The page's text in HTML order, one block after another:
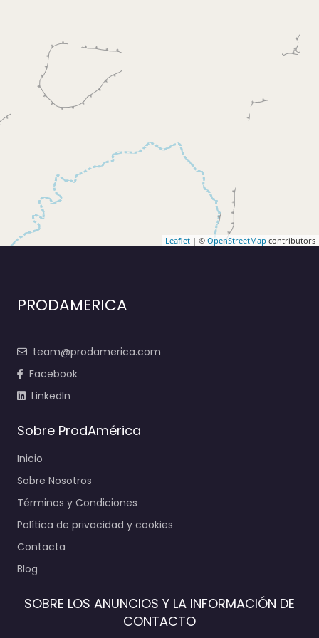
Leaflet | © OpenStreetMap contributors
PRODAMERICA
team@prodamerica.com
Facebook
LinkedIn
Sobre ProdAmérica
Inicio
Sobre Nosotros
Términos y Condiciones
Política de privacidad y cookies
Contacta
Blog
SOBRE LOS ANUNCIOS Y LA INFORMACIÓN DE
CONTACTO